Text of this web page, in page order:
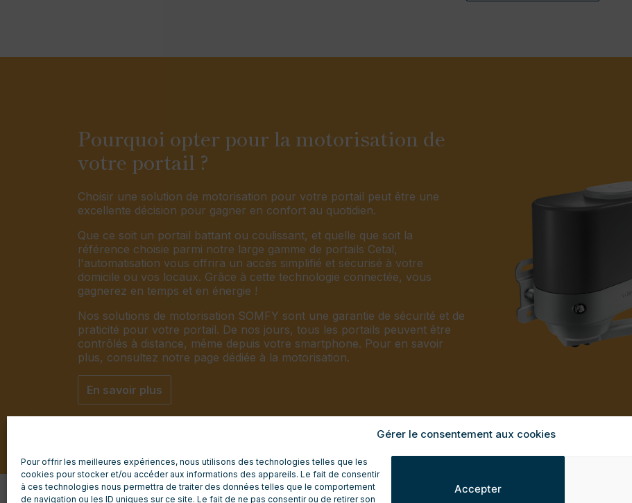
Gérer le consentement aux cookies
Pour offrir les meilleures expériences, nous utilisons des technologies telles que les
cookies pour stocker et/ou accéder aux informations des appareils. Le fait de consentir
à ces technologies nous permettra de traiter des données telles que le comportement
de navigation ou les ID uniques sur ce site. Le fait de ne pas consentir ou de retirer son
Accepter
Pourquoi opter pour la motorisation de
votre portail ?
Choisir une solution de motorisation pour votre portail peut être une
excellente décision pour gagner en confort au quotidien.
Que ce soit un portail battant ou coulissant, et quelle que soit la
référence choisie parmi notre large gamme de portails Cetal,
l'automatisation vous offrira un accès simplifié et sécurisé à votre
domicile ou vos locaux. Grâce à cette technologie connectée, vous
gagnerez en temps et en énergie !
Nos solutions de motorisation SOMFY sont une garantie de sécurité et de
praticité pour votre portail. De nos jours, tous les portails peuvent être
contrôlés à distance, même depuis votre smartphone. Pour en savoir
plus, consultez notre page dédiée à la motorisation.
En savoir plus